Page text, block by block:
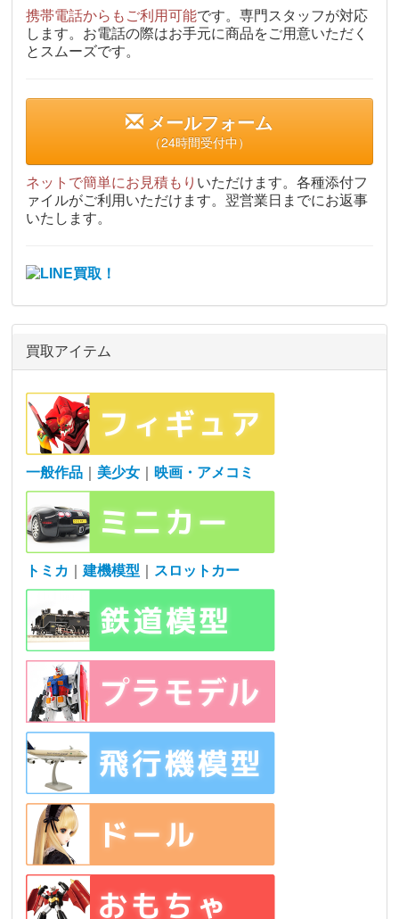
携帯電話からもご利用可能です。専門スタッフが対応
します。お電話の際はお手元に商品をご用意いただく
とスムーズです。
メールフォーム
（24時間受付中）
ネットで簡単にお見積もり いただけます。各種添付フ
ァイルがご利用いただけます。翌営業日までにお返事
いたします。
買取アイテム
一般作品 美少女 映画・アメコミ
トミカ ｜建機模型 スロットカー